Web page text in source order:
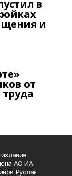
в
и
от
АО ИА
Руслан